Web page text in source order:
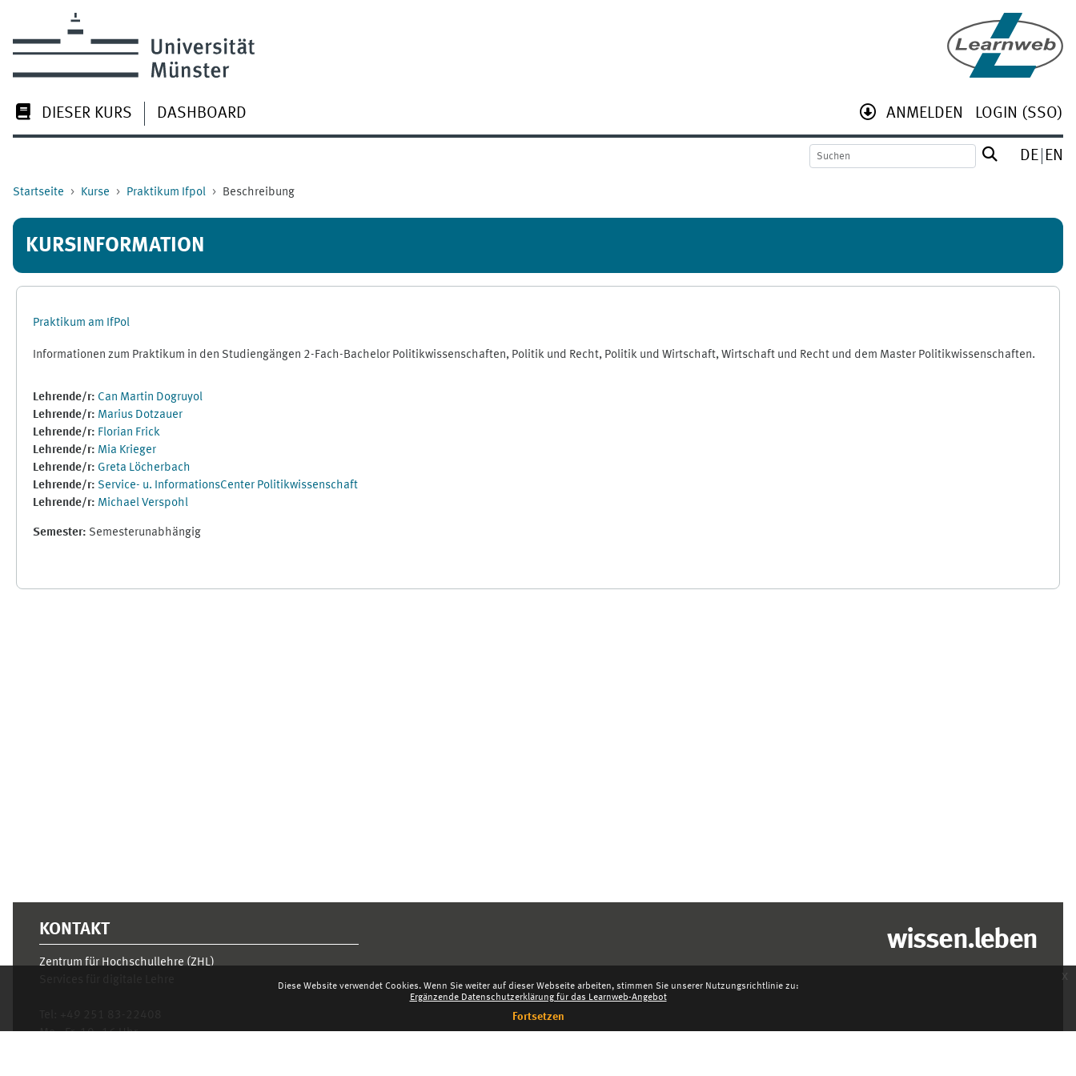
Diese Website verwendet Cookies. Wenn Sie weiter auf dieser Webseite arbeiten, stimmen Sie unserer Nutzungsrichtlinie zu:
Ergänzende Datenschutzerklärung für das Learnweb-Angebot
Fortsetzen
x
DIESER KURS DASHBOARD ANMELDEN LOGIN (SSO)
DE EN
Startseite Kurse Praktikum Ifpol Beschreibung
KURSINFORMATION
Praktikum am IfPol
Informationen zum Praktikum in den Studiengängen 2-Fach-Bachelor Politikwissenschaften, Politik und Recht, Politik und Wirtschaft, Wirtschaft und Recht und dem Master Politikwissenschaften.
Lehrende/r: Can Martin Dogruyol
Lehrende/r: Marius Dotzauer
Lehrende/r: Florian Frick
Lehrende/r: Mia Krieger
Lehrende/r: Greta Löcherbach
Lehrende/r: Service- u. InformationsCenter Politikwissenschaft
Lehrende/r: Michael Verspohl
Semester: Semesterunabhängig
KONTAKT
Zentrum für Hochschullehre (ZHL)
Mo.- Fr. 10–16 Uhr
wissen.leben